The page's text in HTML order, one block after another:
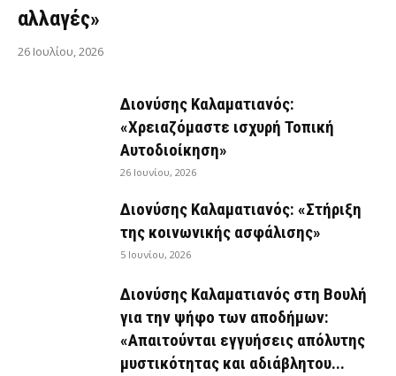
αλλαγές»
26 Ιουλίου, 2026
Διονύσης Καλαματιανός:
«Χρειαζόμαστε ισχυρή Τοπική
Αυτοδιοίκηση»
26 Ιουνίου, 2026
Διονύσης Καλαματιανός: «Στήριξη
της κοινωνικής ασφάλισης»
5 Ιουνίου, 2026
Διονύσης Καλαματιανός στη Βουλή
για την ψήφο των αποδήμων:
«Απαιτούνται εγγυήσεις απόλυτης
μυστικότητας και αδιάβλητου...